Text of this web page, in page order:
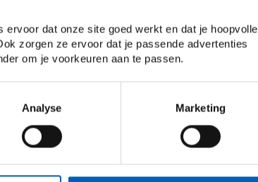
dat onze site goed werkt en dat je hoopvolle
zorgen ze ervoor dat je passende advertenties
om je voorkeuren aan te passen.
Analyse Marketing
het
Volg ons